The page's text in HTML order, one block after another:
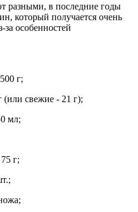
разными, в последние годы
который получается очень
особенностей
г;
свежие - 21 г);
мл;
г;